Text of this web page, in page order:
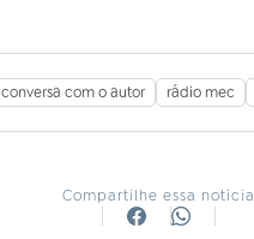
conversa com o autor rádio mec
Compartilhe essa notícia